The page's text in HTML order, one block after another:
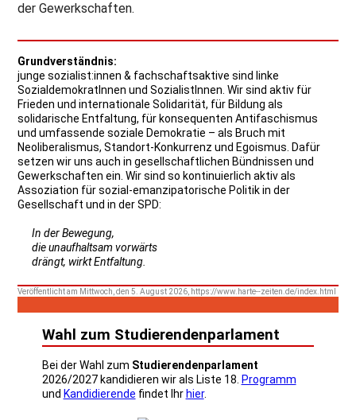
der Gewerkschaften.
Grundverständnis:
junge sozialist:innen & fachschaftsaktive sind linke
SozialdemokratInnen und SozialistInnen. Wir sind aktiv für
Frieden und internationale Solidarität, für Bildung als
solidarische Entfaltung, für konsequenten Antifaschismus
und umfassende soziale Demokratie – als Bruch mit
Neoliberalismus, Standort-Konkurrenz und Egoismus. Dafür
setzen wir uns auch in gesellschaftlichen Bündnissen und
Gewerkschaften ein. Wir sind so kontinuierlich aktiv als
Assoziation für sozial-emanzipatorische Politik in der
Gesellschaft und in der SPD:
In der Bewegung,
die unaufhaltsam vorwärts
drängt, wirkt Entfaltung.
Veröffentlicht am Mittwoch, den 5. August 2026, https://www.harte--zeiten.de/index.html
Wahl zum Studierendenparlament
Bei der Wahl zum Studierendenparlament
2026/2027 kandidieren wir als Liste 18. Programm
und Kandidierende findet Ihr hier.